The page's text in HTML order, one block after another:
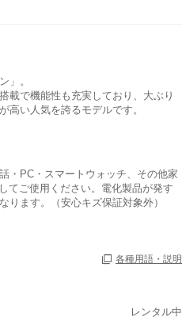
」。
載で機能性も充実しており、大ぶり
高い人気を誇るモデルです。
・PC・スマートウォッチ、その他家
てご使用ください。電化製品が発す
ります。（安心キズ保証対象外）
各種用語・説明
レンタル中
なし